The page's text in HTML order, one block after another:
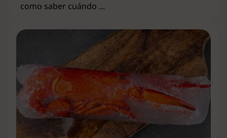
como saber cuándo ...